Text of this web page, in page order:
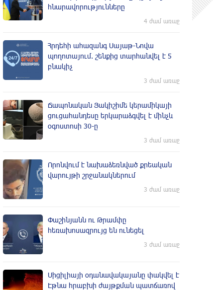
հնարավորությունները
4 ժամ առաջ
Հրդեհի ահազանգ Սայաթ-Նովա
պողոտայում. շենքից տարհանվել է 5
բնակիչ
3 ժամ առաջ
Ճապոնական Յակիշիմե կերամիկայի
ցուցահանդեսը երկարաձգվել է մինչև
օգոստոսի 30-ը
3 ժամ առաջ
Որոնվում է նախաձեռնված քրեական
վարույթի շրջանակներում
3 ժամ առաջ
Փաշինյանն ու Թրամփը
հեռախոսազրույց են ունեցել
3 ժամ առաջ
Սիցիլիայի օդանավակայանը փակվել է
Էթնա հրաբխի ժայթքման պատճառով